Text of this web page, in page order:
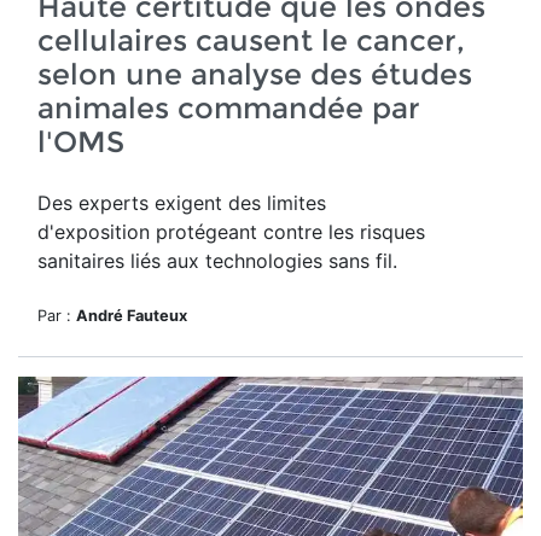
cellulaires causent le cancer,
selon une analyse des études
animales commandée par
l'OMS
Des experts exigent des limites
d'exposition protégeant contre les risques
sanitaires liés aux technologies sans fil.
Par : André Fauteux